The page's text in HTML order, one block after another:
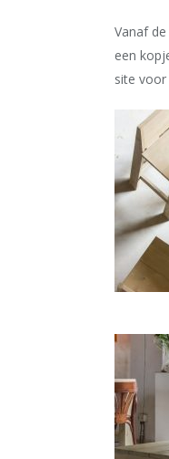
Vanaf
een
site